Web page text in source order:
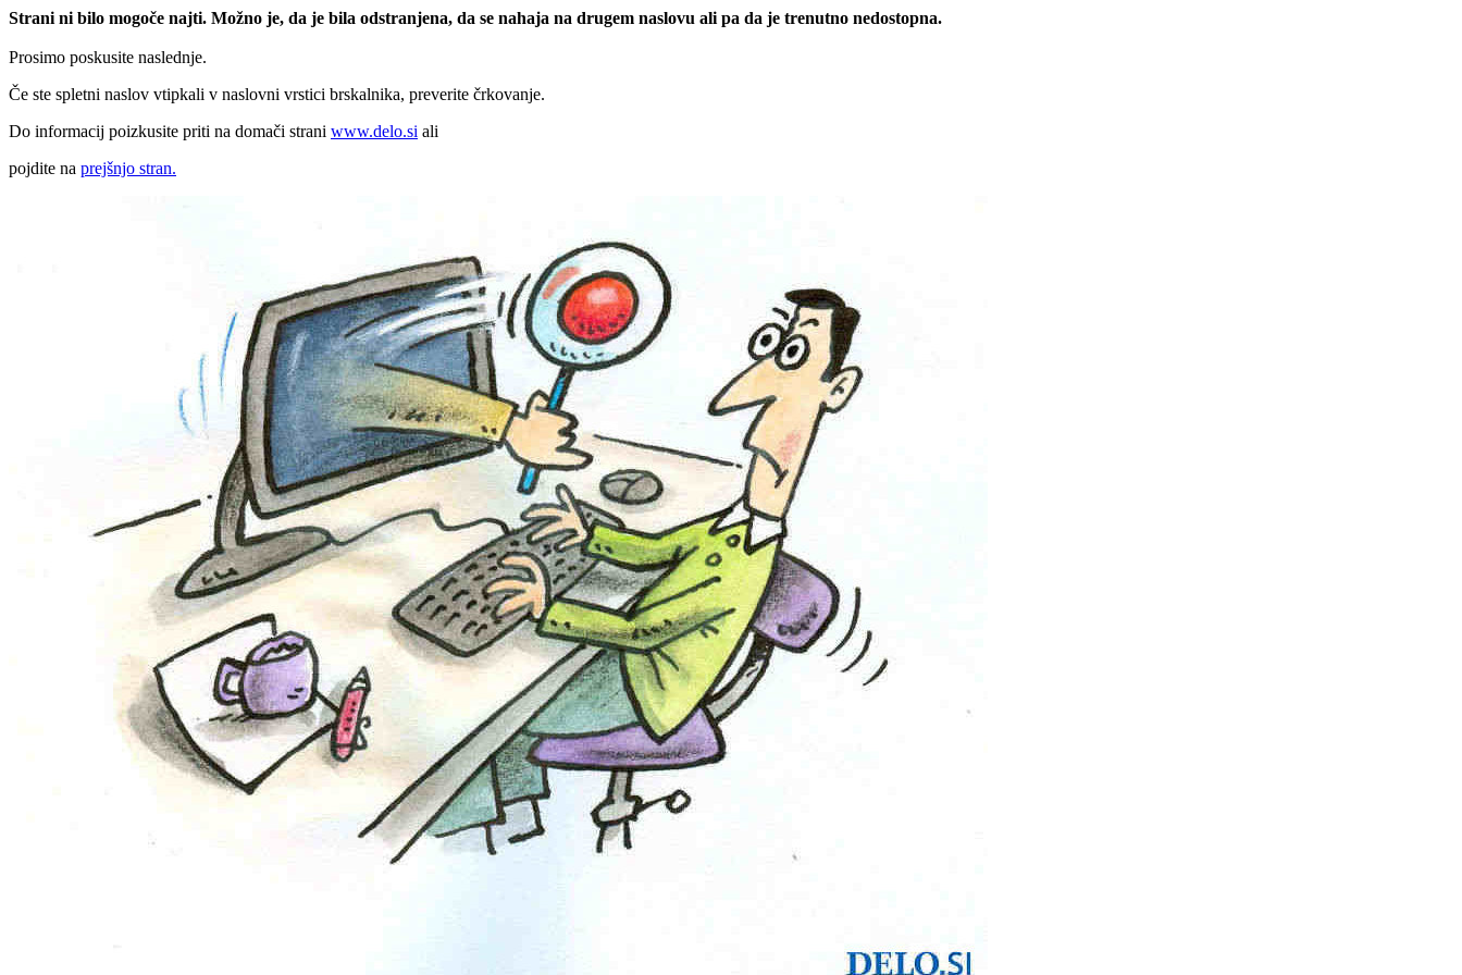
Strani ni bilo mogoče najti. Možno je, da je bila odstranjena, da se nahaja na drugem naslovu ali pa da je trenutno nedostopna.
Prosimo poskusite naslednje.
Če ste spletni naslov vtipkali v naslovni vrstici brskalnika, preverite črkovanje.
Do informacij poizkusite priti na domači strani www.delo.si ali
pojdite na prejšnjo stran.